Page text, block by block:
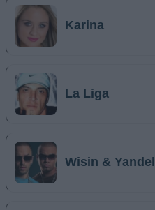
Karina
La Liga
Wisin & Yandel